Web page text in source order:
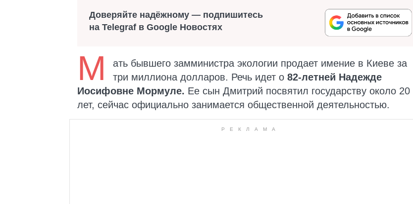
Доверяйте надёжному — подпишитесь
на Telegraf в Google Новостях
М
ать бывшего замминистра экологии продает имение в Киеве за
три миллиона долларов. Речь идет о 82-летней Надежде
Иосифовне Мормуле. Ее сын Дмитрий посвятил государству около 20
лет, сейчас официально занимается общественной деятельностью.